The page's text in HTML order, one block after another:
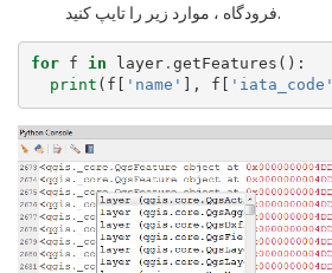
فرودگاه ، موارد زیر را تایپ کنید.
for f in layer. getFeatures ():
print ( f 'name' ], f 'iata_code'